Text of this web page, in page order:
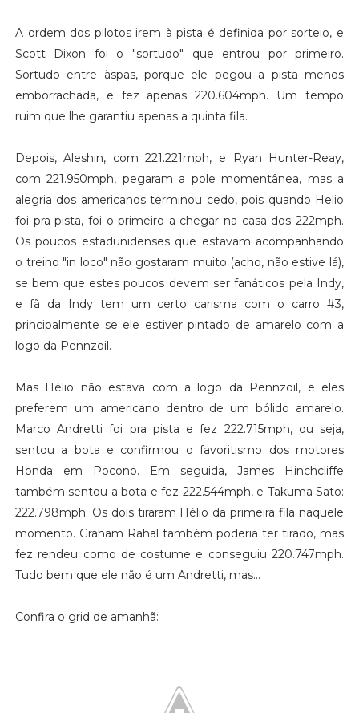
A ordem dos pilotos irem à pista é definida por sorteio, e
Scott Dixon foi o "sortudo" que entrou por primeiro.
Sortudo entre àspas, porque ele pegou a pista menos
emborrachada, e fez apenas 220.604mph. Um tempo
ruim que lhe garantiu apenas a quinta fila.
Depois, Aleshin, com 221.221mph, e Ryan Hunter-Reay,
com 221.950mph, pegaram a pole momentânea, mas a
alegria dos americanos terminou cedo, pois quando Helio
foi pra pista, foi o primeiro a chegar na casa dos 222mph.
Os poucos estadunidenses que estavam acompanhando
o treino "in loco" não gostaram muito (acho, não estive lá),
se bem que estes poucos devem ser fanáticos pela Indy,
e fã da Indy tem um certo carisma com o carro #3,
principalmente se ele estiver pintado de amarelo com a
logo da Pennzoil.
Mas Hélio não estava com a logo da Pennzoil, e eles
preferem um americano dentro de um bólido amarelo.
Marco Andretti foi pra pista e fez 222.715mph, ou seja,
sentou a bota e confirmou o favoritismo dos motores
Honda em Pocono. Em seguida, James Hinchcliffe
também sentou a bota e fez 222.544mph, e Takuma Sato:
222.798mph. Os dois tiraram Hélio da primeira fila naquele
momento. Graham Rahal também poderia ter tirado, mas
fez rendeu como de costume e conseguiu 220.747mph.
Tudo bem que ele não é um Andretti, mas...
Confira o grid de amanhã: